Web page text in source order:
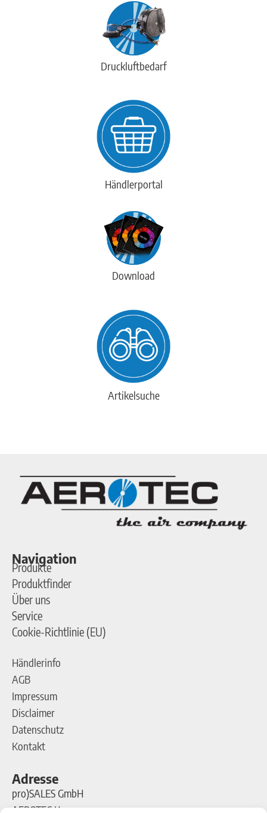
Druckluftbedarf
Händlerportal
Download
Artikelsuche
Navigation
Produkte
Produktfinder
Über uns
Service
Cookie-Richtlinie (EU)
Händlerinfo
AGB
Impressum
Disclaimer
Datenschutz
Kontakt
Adresse
pro)SALES GmbH
AEROTEC Kompressoren